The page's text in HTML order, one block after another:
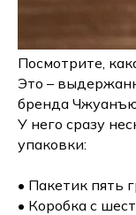
Посмотрите,
Это –
бренда
У него сразу
упаковки:
• Пакетик пять
• Коробка с